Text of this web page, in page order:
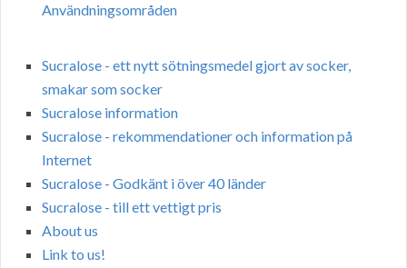
Användningsområden
Sucralose - ett nytt sötningsmedel gjort av socker,
smakar som socker
Sucralose information
Sucralose - rekommendationer och information på
Internet
Sucralose - Godkänt i över 40 länder
Sucralose - till ett vettigt pris
About us
Link to us!